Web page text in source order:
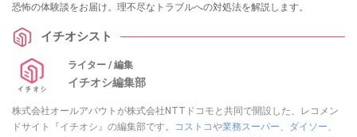
恐怖の体験談をお届け。理不尽なトラブルへの対処法を解説します。
イチオシスト
ライター / 編集
イチオシ編集部
株式会社オールアバウトが株式会社NTTドコモと共同で開設した、レコメン
ドサイト『イチオシ』の編集部です。
コストコや業務スーパー、 ダイソー、